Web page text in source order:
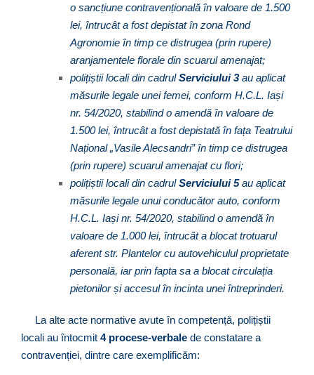
o sancțiune contravențională în valoare de 1.500
lei, întrucât a fost depistat în zona Rond
Agronomie în timp ce distrugea (prin rupere)
aranjamentele florale din scuarul amenajat;
polițiștii locali din cadrulServiciului 3au aplicat
măsurile legale unei femei, conform H.C.L. Iași
nr. 54/2020, stabilind o amendă în valoare de
1.500 lei, întrucât a fost depistată în fața Teatrului
Național „Vasile Alecsandri” în timp ce distrugea
(prin rupere) scuarul amenajat cu flori;
polițiștii locali din cadrulServiciului 5au aplicat
măsurile legale unui conducător auto, conform
H.C.L. Iași nr. 54/2020, stabilind o amendă în
valoare de 1.000 lei, întrucât a blocat trotuarul
aferent str. Plantelor cu autovehiculul proprietate
personală, iar prin fapta sa a blocat circulația
pietonilor și accesul în incinta unei întreprinderi.
La alte acte normative avute în competență, polițiștii
locali au întocmit 4 procese-verbale de constatare a
contravenției, dintre care exemplificăm: